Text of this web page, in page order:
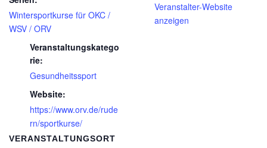
Wintersportkurse für OKC /
WSV / ORV
Veranstaltungskatego
rie:
Gesundheitssport
Website:
https://www.orv.de/rude
rn/sportkurse/
VERANSTALTUNGSORT
Veranstalter-Website
anzeigen